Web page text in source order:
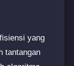
yang
tantangan